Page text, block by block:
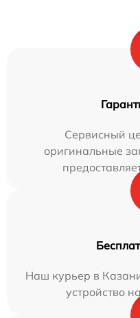
Сервисный
оригинальные
Наш курьер в
устройство